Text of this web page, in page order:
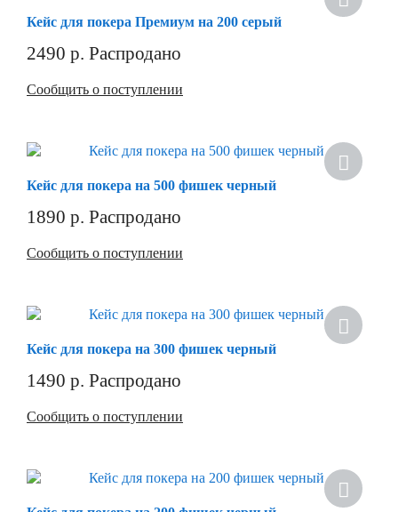
Кейс для покера Премиум на 200 серый
2490 р. Распродано
Сообщить о поступлении
Кейс для покера на 500 фишек черный
1890 р. Распродано
Сообщить о поступлении
Кейс для покера на 300 фишек черный
1490 р. Распродано
Сообщить о поступлении